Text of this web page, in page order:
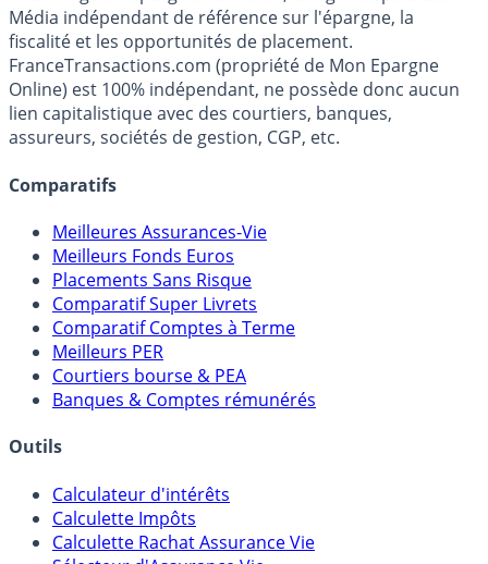
Premier guide épargne de France, en ligne depuis 2001.
Média indépendant de référence sur l'épargne, la
fiscalité et les opportunités de placement.
FranceTransactions.com (propriété de Mon Epargne
Online) est 100% indépendant, ne possède donc aucun
lien capitalistique avec des courtiers, banques,
Meilleures Assurances-Vie
Meilleurs Fonds Euros
Placements Sans Risque
Comparatif Super Livrets
Comparatif Comptes à Terme
Meilleurs PER
Courtiers bourse & PEA
Calculateur d'intérêts
Calculette Impôts